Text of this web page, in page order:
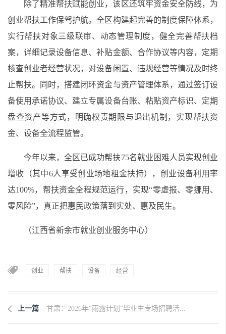
除了精准帮扶赋能创业，该区还筑牢资金安全防线，为
创业帮扶工作保驾护航。全区构建起完善的制度保障体系，
实行帮扶对象三级联审、动态管理制度，健全完善帮扶档
案，详细记录设备信息、补贴金额、合作协议等内容，定期
核查创业者经营状况，对设备闲置、违规经营等情况及时终
止帮扶。同时，搭建闭环资金与资产管理体系，通过签订设
备使用承诺协议、建立专属设备台账、粘贴资产标识、定期
盘查资产等方式，明确权责期限与退出机制，实现帮扶资
金、设备全流程监管。
今年以来，全区已成功帮扶75名就业困难人员实现创业
增收（其中6人享受创业场地租金扶持），创业设备利用率
达100%，帮扶资金全程规范运行，实现“零虚报、零挪用、
零风险”，真正把惠民政策落到实处、惠及民生。
（江西省新余市就业创业服务中心）
创业 帮扶 设备 经营
上一篇 甘肃：2026年“雨露计划”毕业生专场招聘活...